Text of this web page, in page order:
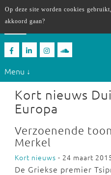
Menu ↓
Kort nieuws
Europa
Verzoenende
Merkel
Kort nieuws - 24 maart
De Griekse premier
Op deze site worden cookies
akkoord gaan?